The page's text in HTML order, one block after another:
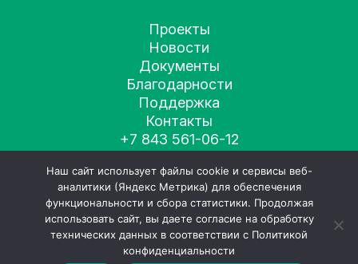
Проекты
Новости
Документы
Благодарности
Поддержка
Контакты
+7 843 561-06-12
© Счастливые истории, 2010–2026
Наш сайт использует файлы cookie и сервисы веб-
аналитики (Яндекс Метрика) для обеспечения
функциональности и сбора статистики. Продолжая
использовать сайт, вы даете согласие на обработку
технических данных в соответствии с Политикой
конфиденциальности